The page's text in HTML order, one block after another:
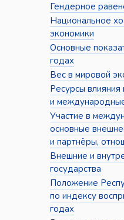
Гендерное
Национальное
экономики
Основные
годах
Вес в мировой
Ресурсы
и
Участие в
основные
и партнёры,
Внешние и
государства
Положение
по индексу
годах